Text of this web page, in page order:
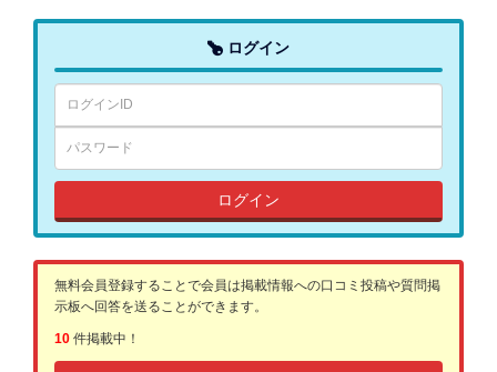
ログイン
ログイン
無料会員登録することで会員は掲載情報への口コミ投稿や質問掲
示板へ回答を送ることができます。
10 件掲載中！